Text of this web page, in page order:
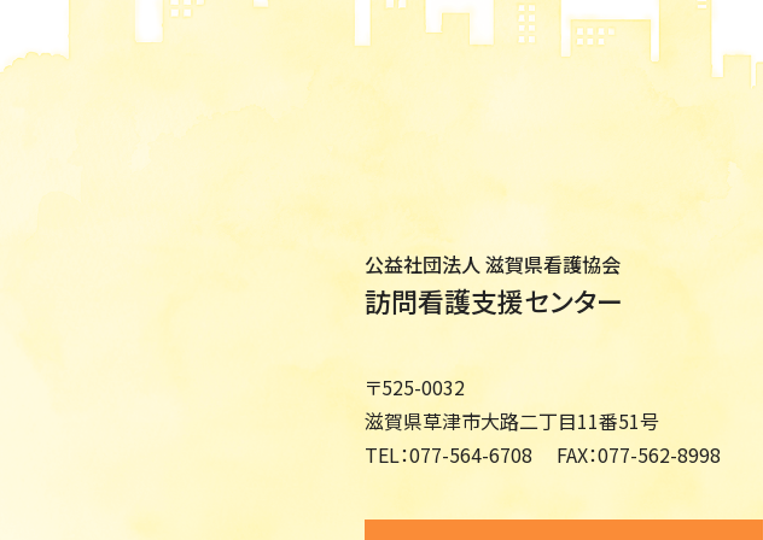
公益社団法人 滋賀県看護協会
訪問看護支援センター
〒525-0032
滋賀県草津市大路二丁目11番51号
TEL：077-564-6708 FAX：077-562-8998